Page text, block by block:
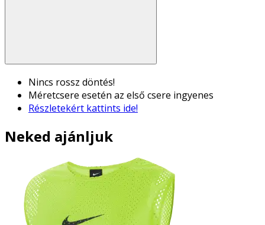
Nincs rossz döntés!
Méretcsere esetén az első csere ingyenes
Részletekért kattints ide!
Neked ajánljuk